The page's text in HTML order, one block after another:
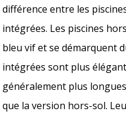
différence entre les
intégrées. Les piscines
bleu vif et se démarquent
intégrées sont plus
généralement plus
que la version hors-sol.